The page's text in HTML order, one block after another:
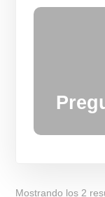
Mostrando los 2